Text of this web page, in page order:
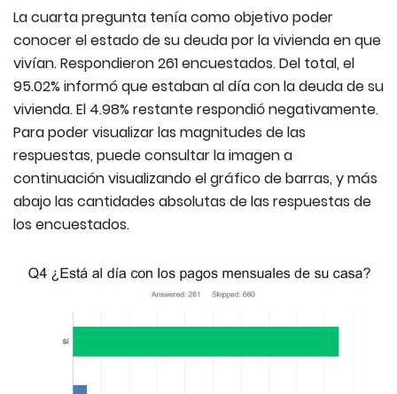
La cuarta pregunta tenía como objetivo poder
conocer el estado de su deuda por la vivienda en que
vivían. Respondieron 261 encuestados. Del total, el
95.02% informó que estaban al día con la deuda de su
vivienda. El 4.98% restante respondió negativamente.
Para poder visualizar las magnitudes de las
respuestas, puede consultar la imagen a
continuación visualizando el gráfico de barras, y más
abajo las cantidades absolutas de las respuestas de
los encuestados.